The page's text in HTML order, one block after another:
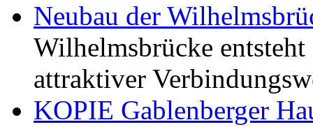
Neubau der
Wilhelmsbrücke
attraktiver
KOPIE Gablenberger